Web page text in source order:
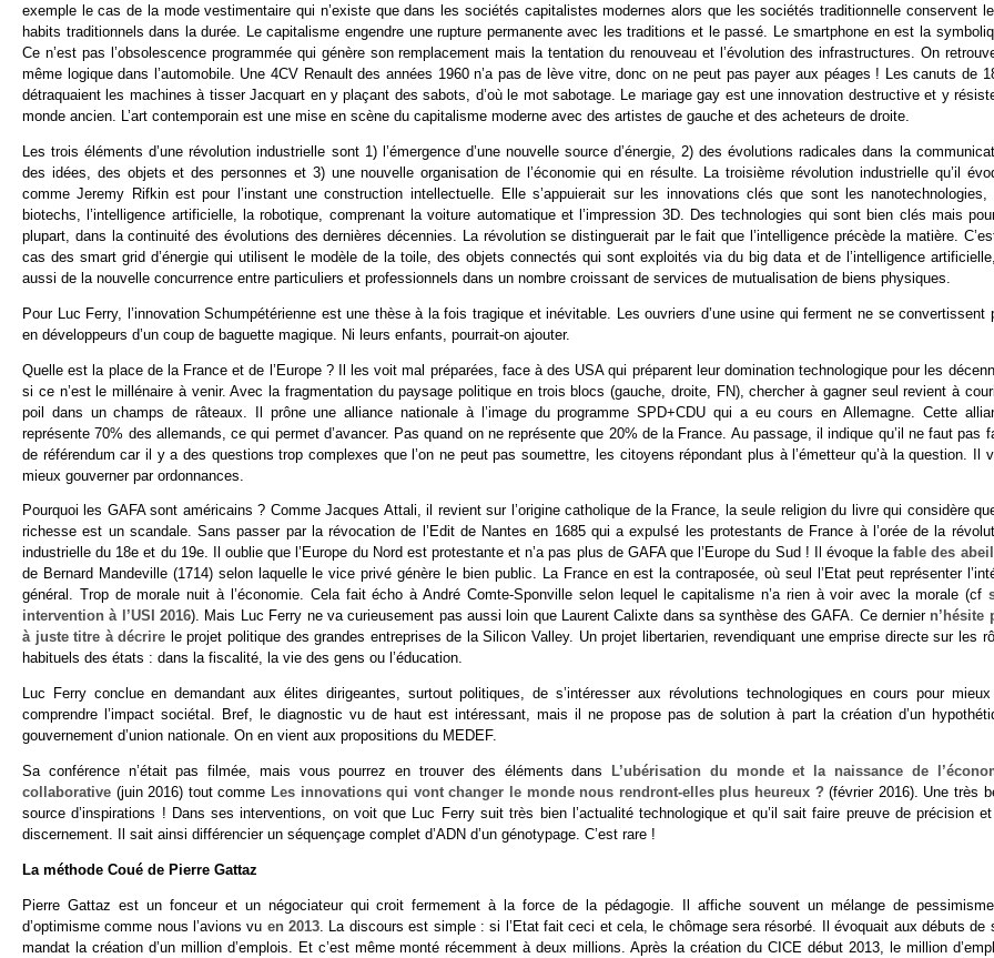
exemple le cas de la mode vestimentaire qui n’existe que dans les sociétés capitalistes modernes alors que les sociétés traditionnelle conservent
habits traditionnels dans la durée. Le capitalisme engendre une rupture permanente avec les traditions et le passé. Le smartphone en est la
Ce n’est pas l’obsolescence programmée qui génère son remplacement mais la tentation du renouveau et l’évolution des infrastructures. On
même logique dans l’automobile. Une 4CV Renault des années 1960 n’a pas de lève vitre, donc on ne peut pas payer aux péages ! Les canuts de
détraquaient les machines à tisser Jacquart en y plaçant des sabots, d’où le mot sabotage. Le mariage gay est une innovation destructive et y
monde ancien. L’art contemporain est une mise en scène du capitalisme moderne avec des artistes de gauche et des acheteurs de droite.
Les trois éléments d’une révolution industrielle sont 1) l’émergence d’une nouvelle source d’énergie, 2) des évolutions radicales dans la
des idées, des objets et des personnes et 3) une nouvelle organisation de l’économie qui en résulte. La troisième révolution industrielle qu’il
comme Jeremy Rifkin est pour l’instant une construction intellectuelle. Elle s’appuierait sur les innovations clés que sont les nanotechnologies,
biotechs, l’intelligence artificielle, la robotique, comprenant la voiture automatique et l’impression 3D. Des technologies qui sont bien clés mais
plupart, dans la continuité des évolutions des dernières décennies. La révolution se distinguerait par le fait que l’intelligence précède la matière.
cas des smart grid d’énergie qui utilisent le modèle de la toile, des objets connectés qui sont exploités via du big data et de l’intelligence
aussi de la nouvelle concurrence entre particuliers et professionnels dans un nombre croissant de services de mutualisation de biens physiques.
Pour Luc Ferry, l’innovation Schumpétérienne est une thèse à la fois tragique et inévitable. Les ouvriers d’une usine qui ferment ne se convertissent
en développeurs d’un coup de baguette magique. Ni leurs enfants, pourrait-on ajouter.
Quelle est la place de la France et de l’Europe ? Il les voit mal préparées, face à des USA qui préparent leur domination technologique pour les
si ce n’est le millénaire à venir. Avec la fragmentation du paysage politique en trois blocs (gauche, droite, FN), chercher à gagner seul revient à
poil dans un champs de râteaux. Il prône une alliance nationale à l’image du programme SPD+CDU qui a eu cours en Allemagne. Cette
représente 70% des allemands, ce qui permet d’avancer. Pas quand on ne représente que 20% de la France. Au passage, il indique qu’il ne faut pas
de référendum car il y a des questions trop complexes que l’on ne peut pas soumettre, les citoyens répondant plus à l’émetteur qu’à la question. Il
mieux gouverner par ordonnances.
Pourquoi les GAFA sont américains ? Comme Jacques Attali, il revient sur l’origine catholique de la France, la seule religion du livre qui considère
richesse est un scandale. Sans passer par la révocation de l’Edit de Nantes en 1685 qui a expulsé les protestants de France à l’orée de la
industrielle du 18e et du 19e. Il oublie que l’Europe du Nord est protestante et n’a pas plus de GAFA que l’Europe du Sud ! Il évoque lafable des
de Bernard Mandeville (1714) selon laquelle le vice privé génère le bien public. La France en est la contraposée, où seul l’Etat peut représenter
général. Trop de morale nuit à l’économie. Cela fait écho à André Comte-Sponville selon lequel le capitalisme n’a rien à voir avec la morale (cf
intervention à l’USI 2016). Mais Luc Ferry ne va curieusement pas aussi loin que Laurent Calixte dans sa synthèse des GAFA. Ce dernier n’hésite
à juste titre à décrire le projet politique des grandes entreprises de la Silicon Valley. Un projet libertarien, revendiquant une emprise directe sur les
habituels des états : dans la fiscalité, la vie des gens ou l’éducation.
Luc Ferry conclue en demandant aux élites dirigeantes, surtout politiques, de s’intéresser aux révolutions technologiques en cours pour
comprendre l’impact sociétal. Bref, le diagnostic vu de haut est intéressant, mais il ne propose pas de solution à part la création d’un
gouvernement d’union nationale. On en vient aux propositions du MEDEF.
Sa conférence n’était pas filmée, mais vous pourrez en trouver des éléments dans
L’ubérisation du monde et la naissance de
collaborative (juin 2016) tout comme Les innovations qui vont changer le monde nous rendront-elles plus heureux ? (février 2016). Une très
source d’inspirations ! Dans ses interventions, on voit que Luc Ferry suit très bien l’actualité technologique et qu’il sait faire preuve de précision
discernement. Il sait ainsi différencier un séquençage complet d’ADN d’un génotypage. C’est rare !
La méthode Coué de Pierre Gattaz
Pierre Gattaz est un fonceur et un négociateur qui croit fermement à la force de la pédagogie. Il affiche souvent un mélange de
d’optimisme comme nous l’avions vu en 2013 . La discours est simple : si l’Etat fait ceci et cela, le chômage sera résorbé. Il évoquait aux débuts de
mandat la création d’un million d’emplois. Et c’est même monté récemment à deux millions. Après la création du CICE début 2013, le million